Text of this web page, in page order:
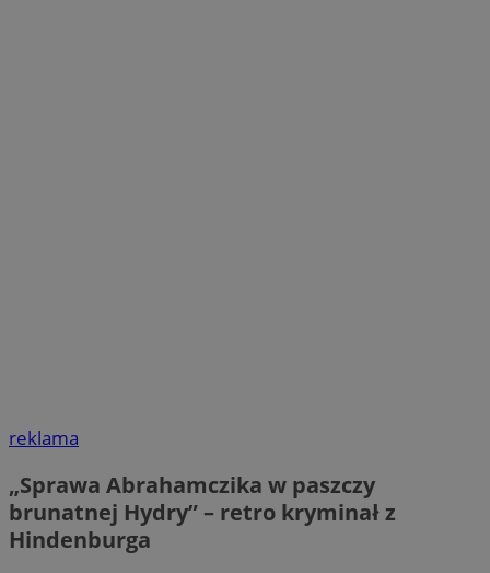
reklama
„Sprawa Abrahamczika w paszczy
brunatnej Hydry” – retro kryminał z
Hindenburga